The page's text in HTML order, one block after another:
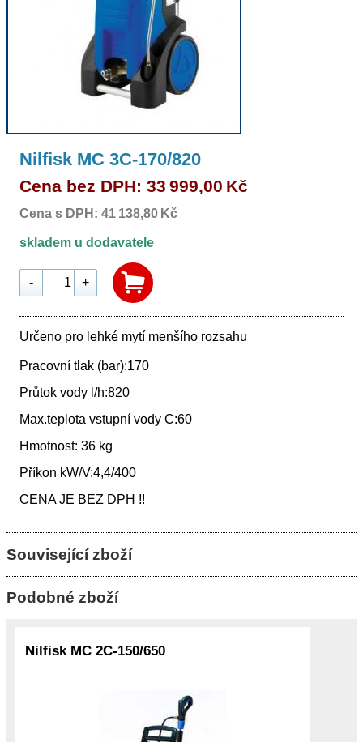
Nilfisk MC 3C-170/820
Cena bez DPH: 33 999,00 Kč
Cena s DPH: 41 138,80 Kč
skladem u dodavatele
- +
Určeno pro lehké mytí menšího rozsahu
Pracovní tlak (bar):170
Průtok vody l/h:820
Max.teplota vstupní vody C:60
Hmotnost: 36 kg
Příkon kW/V:4,4/400
CENA JE BEZ DPH !!
Související zboží
Podobné zboží
Nilfisk MC 2C-150/650